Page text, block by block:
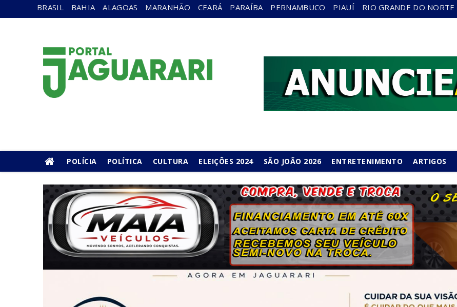
BRASIL BAHIA ALAGOAS MARANHÃO CEARÁ PARAÍBA PERNAMBUCO PIAUÍ RIO GRANDE DO NORTE
POLÍCIA POLÍTICA CULTURA ELEIÇÕES 2024 SÃO JOÃO 2026 ENTRETENIMENTO ARTIGOS